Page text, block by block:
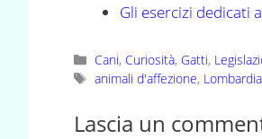
Gli esercizi dedicati
Categorie
Cani, Curiosità, Gatti,
Tag
animali d'affezione, Lombardia
Lascia un